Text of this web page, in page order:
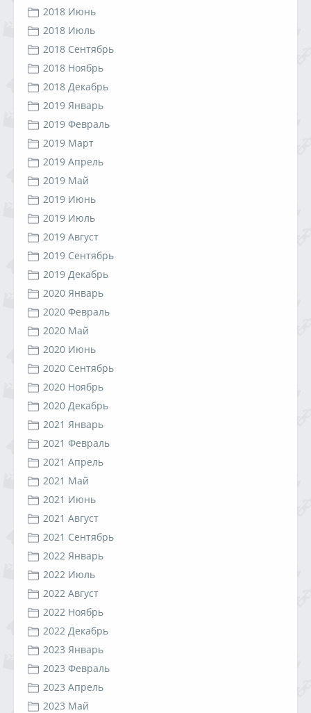
2018 Июнь
2018 Июль
2018 Сентябрь
2018 Ноябрь
2018 Декабрь
2019 Январь
2019 Февраль
2019 Март
2019 Апрель
2019 Май
2019 Июнь
2019 Июль
2019 Август
2019 Сентябрь
2019 Декабрь
2020 Январь
2020 Февраль
2020 Май
2020 Июнь
2020 Сентябрь
2020 Ноябрь
2020 Декабрь
2021 Январь
2021 Февраль
2021 Апрель
2021 Май
2021 Июнь
2021 Август
2021 Сентябрь
2022 Январь
2022 Июль
2022 Август
2022 Ноябрь
2022 Декабрь
2023 Январь
2023 Февраль
2023 Апрель
2023 Май